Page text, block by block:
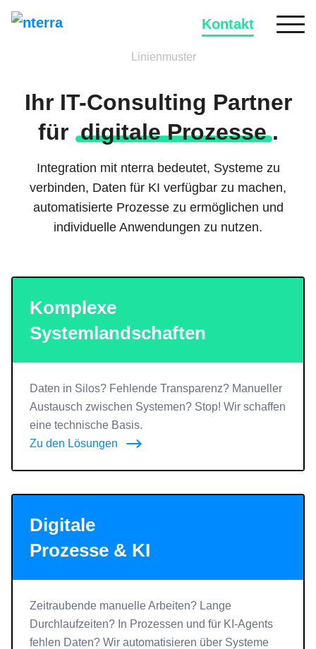
Kontakt
Ihr IT-Consulting Partner
für digitale Prozesse .
Integration mit nterra bedeutet, Systeme zu
verbinden, Daten für KI verfügbar zu machen,
automatisierte Prozesse zu ermöglichen und
individuelle Anwendungen zu nutzen.
Komplexe
Systemlandschaften
Daten in Silos? Fehlende Transparenz? Manueller
Austausch zwischen Systemen? Stop! Wir schaffen
eine technische Basis.
Zu den Lösungen
Digitale
Prozesse & KI
Zeitraubende manuelle Arbeiten? Lange
Durchlaufzeiten? In Prozessen und für KI-Agents
fehlen Daten? Wir automatisieren über Systeme